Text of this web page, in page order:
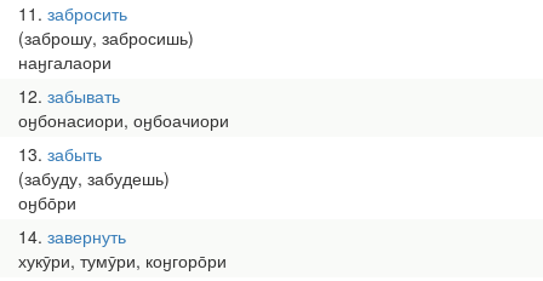
11 забросить
(заброшу, забросишь)
наӈгалаори
12 забывать
оӈбонасиори, оӈбоачиори
13 забыть
(забуду, забудешь)
оӈбо̄ри
14 завернуть
хукӯри, тумӯри, коӈгоро̄ри